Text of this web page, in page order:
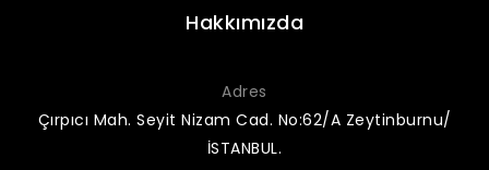
Hakkımızda
Adres
Çırpıcı Mah. Seyit Nizam Cad. No:62/A Zeytinburnu/
İSTANBUL.